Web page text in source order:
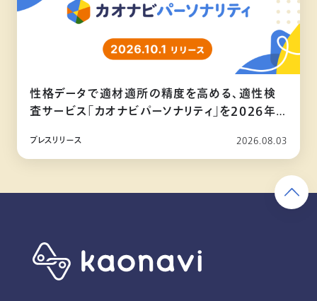
性格データで適材適所の精度を高める、適性検
査サービス「カオナビパーソナリティ」を2026年
プレスリリース 2026.08.03